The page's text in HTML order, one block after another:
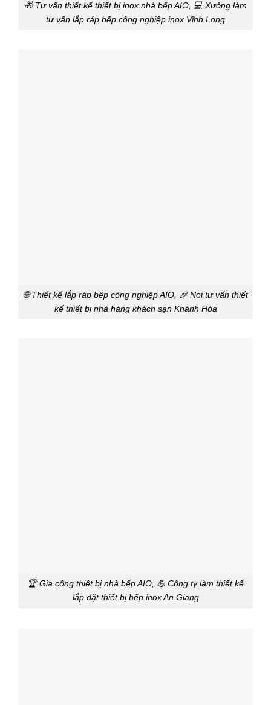
🎁 Tư vấn thiết kế thiết bị inox nhà bếp AIO, 💻 Xưởng làm
tư vấn lắp ráp bếp công nghiệp inox Vĩnh Long
🌐 Thiết kế lắp ráp bêp công nghiệp AIO, 🎉 Nơi tư vấn thiết
kế thiết bị nhà hàng khách sạn Khánh Hòa
🏆 Gia công thiêt bị nhà bếp AIO, 💪 Công ty làm thiết kế
lắp đặt thiết bị bếp inox An Giang